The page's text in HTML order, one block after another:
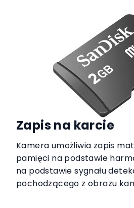
Zapis na karcie
Kamera umożliwia zapis
pamięci na podstawie
na podstawie sygnału
pochodzącego z obrazu